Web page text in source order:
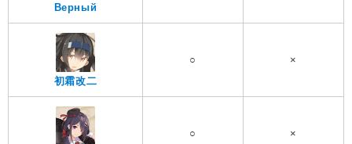
Верный
初霜改二
○ ×
○ ×